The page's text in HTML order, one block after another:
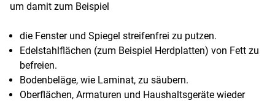
um damit zum Beispiel
die Fenster und Spiegel streifenfrei zu putzen.
Edelstahlflächen (zum Beispiel Herdplatten) von Fett zu
befreien.
Bodenbeläge, wie Laminat, zu säubern.
Oberflächen, Armaturen und Haushaltsgeräte wieder